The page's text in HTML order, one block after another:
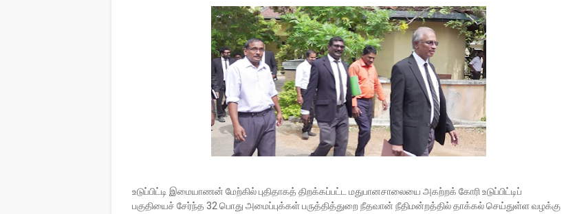
உடுப்பிட்டி இமையாணன் மேற்கில் புதிதாகத் திறக்கப்பட்ட மதுபானசாலையை அகற்றக் கோரி உடுப்பிட்டிப்
பகுதியைச் சேர்ந்த 32 பொது அமைப்புக்கள் பருத்தித்துறை நீதவான் நீதிமன்றத்தில் தாக்கல் செய்துள்ள வழக்கு